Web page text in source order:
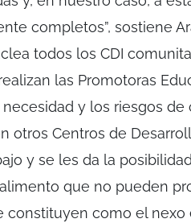
completos”, sostiene
todos los CDI
las Promotoras
y los riesgos de
otros Centros de
y se les da la
que no pueden
constituyen como el